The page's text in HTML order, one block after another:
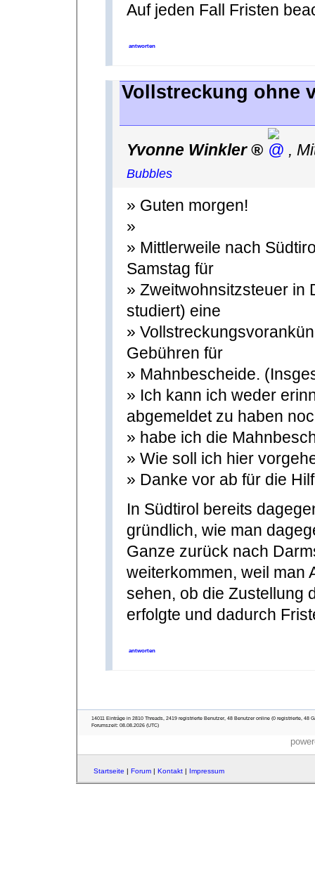
Auf jeden Fall Fristen
antworten
Vollstreckung ohne
Yvonne Winkler ,
Bubbles
» Guten morgen!
»
» Mittlerweile nach
Samstag für
» Zweitwohnsitzsteuer in
studiert) eine
»
Gebühren für
» Mahnbescheide.
» Ich kann ich weder
abgemeldet zu haben
» habe ich die
» Wie soll ich hier
» Danke vor ab für die
In Südtirol bereits
gründlich, wie man
Ganze zurück nach
weiterkommen, weil man
sehen, ob die Zustellung
erfolgte und dadurch
antworten
14011 Einträge in 2810 Threads, 2419 registrierte Benutzer, 48 Benutzer online (0 registrierte, 48
Forumszeit: 08.08.2026 (UTC)
Startseite | Forum| Kontakt| Impressum